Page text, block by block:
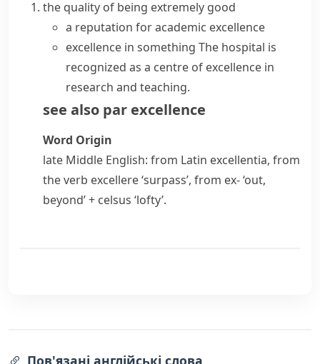
the quality of being extremely good
a reputation for academic excellence
excellence in something The hospital is
recognized as a centre of excellence in
research and teaching.
see also par excellence
Word Origin
late Middle English: from Latin excellentia, from
the verb excellere‘surpass’, from ex-‘out,
beyond’ + celsus ‘lofty’.
Пов'язані англійські слова